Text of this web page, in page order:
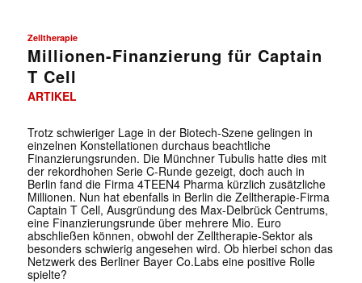
Zelltherapie
Millionen-Finanzierung für Captain
T Cell
ARTIKEL
Trotz schwieriger Lage in der Biotech-Szene gelingen in
einzelnen Konstellationen durchaus beachtliche
Finanzierungsrunden. Die Münchner Tubulis hatte dies mit
der rekordhohen Serie C-Runde gezeigt, doch auch in
Berlin fand die Firma 4TEEN4 Pharma kürzlich zusätzliche
Millionen. Nun hat ebenfalls in Berlin die Zelltherapie-Firma
Captain T Cell, Ausgründung des Max-Delbrück Centrums,
eine Finanzierungsrunde über mehrere Mio. Euro
abschließen können, obwohl der Zelltherapie-Sektor als
besonders schwierig angesehen wird. Ob hierbei schon das
Netzwerk des Berliner Bayer Co.Labs eine positive Rolle
spielte?